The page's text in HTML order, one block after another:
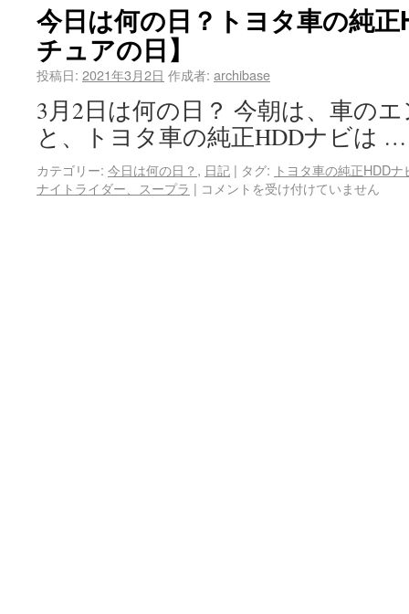
今日は何の日？トヨタ車の純
チュアの日】
投稿日: 2021年3月2日 作成者: archibase
3月2日は何の日？ 今朝は、車の
と、トヨタ車の純正HDDナビは
カテゴリー: 今日は何の日？ , 日記 | タグ: トヨタ車の純正HDD
ナイトライダー、スープラ | コメントを受け付けていません